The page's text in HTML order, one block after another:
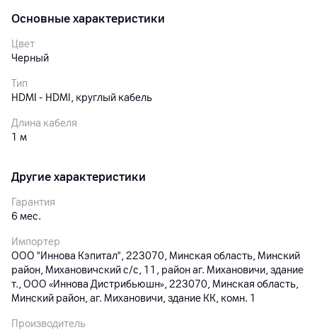
Основные характеристики
Цвет
Черный
Тип
HDMI - HDMI, круглый кабель
Длина кабеля
1 м
Другие характеристики
Гарантия
6 мес.
Импортер
ООО "Иннова Кэпитал", 223070, Минская область, Минский
район, Михановичский с/с, 11, район аг. Михановичи, здание
т., ООО «Иннова Дистрибьюшн», 223070, Минская область,
Минский район, аг. Михановичи, здание КК, комн. 1
Производитель